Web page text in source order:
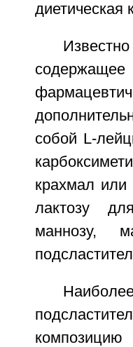
диетическая
собой L-
крахмал или
лактозу
маннозу,